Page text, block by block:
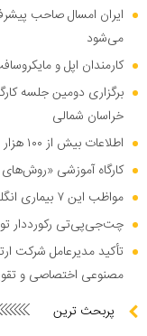
ایران امسال صاحب
می‌شود
کارمندان اپل و
برگزاری دومین جلسه
خراسان شمالی
اطلاعات بیش از ۱۰۰ هزار نیروی پلیس و کارمند امنیتی بریتانیا هک شد
کارگاه آموزشی
مواظب این ۷ بیماری انگلی شایع در تابستان باشید
چت‌جی‌پی‌تی رکورددار
تأکید مدیرعامل شرکت
مصنوعی اختصاصی و
پربحث ترین